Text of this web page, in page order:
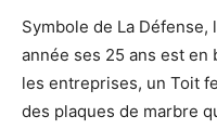
Symbole de La
année ses 25 ans est
les entreprises, un Toit
des plaques de marbre